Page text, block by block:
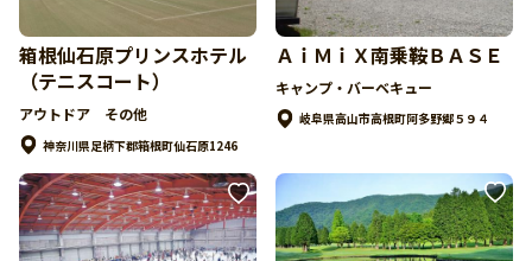
箱根仙石原プリンスホテル
（テニスコート）
アウトドア その他
神奈川県足柄下郡箱根町仙石原1246
ＡｉＭｉＸ南乗鞍ＢＡＳＥ
キャンプ・バーベキュー
岐阜県高山市高根町阿多野郷５９４